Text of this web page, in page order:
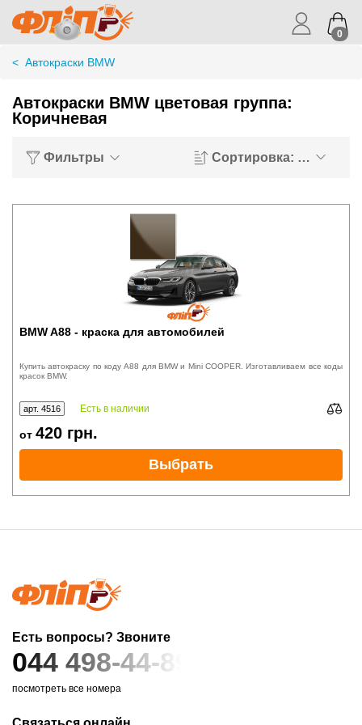
0
< Автокраски BMW
Автокраски BMW цветовая группа:
Коричневая
Фильтры Сортировка: Хиты
BMW A88 - краска для автомобилей
Купить автокраску по коду A88 для BMW и Mini COOPER. Изготавливаем все коды
красок BMW.
арт. 4516 Есть в наличии
от 420 грн.
Выбрать
Есть вопросы? Звоните
044 498-44-89
посмотреть все номера